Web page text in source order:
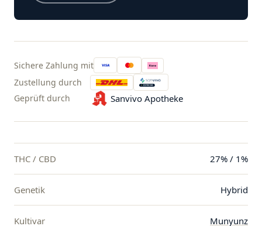
Sichere Zahlung mit
Zustellung durch
Geprüft durch
Sanvivo Apotheke
THC / CBD 27% / 1%
Genetik Hybrid
Kultivar Munyunz